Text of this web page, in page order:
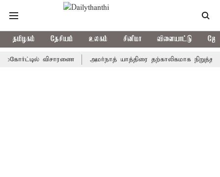
தமிழகம் தேசியம் உலகம் சினிமா விளையாட்டு
விசாரணை அமர்நாத் யாத்திரை தற்காலிகமாக நிறுத்தம்